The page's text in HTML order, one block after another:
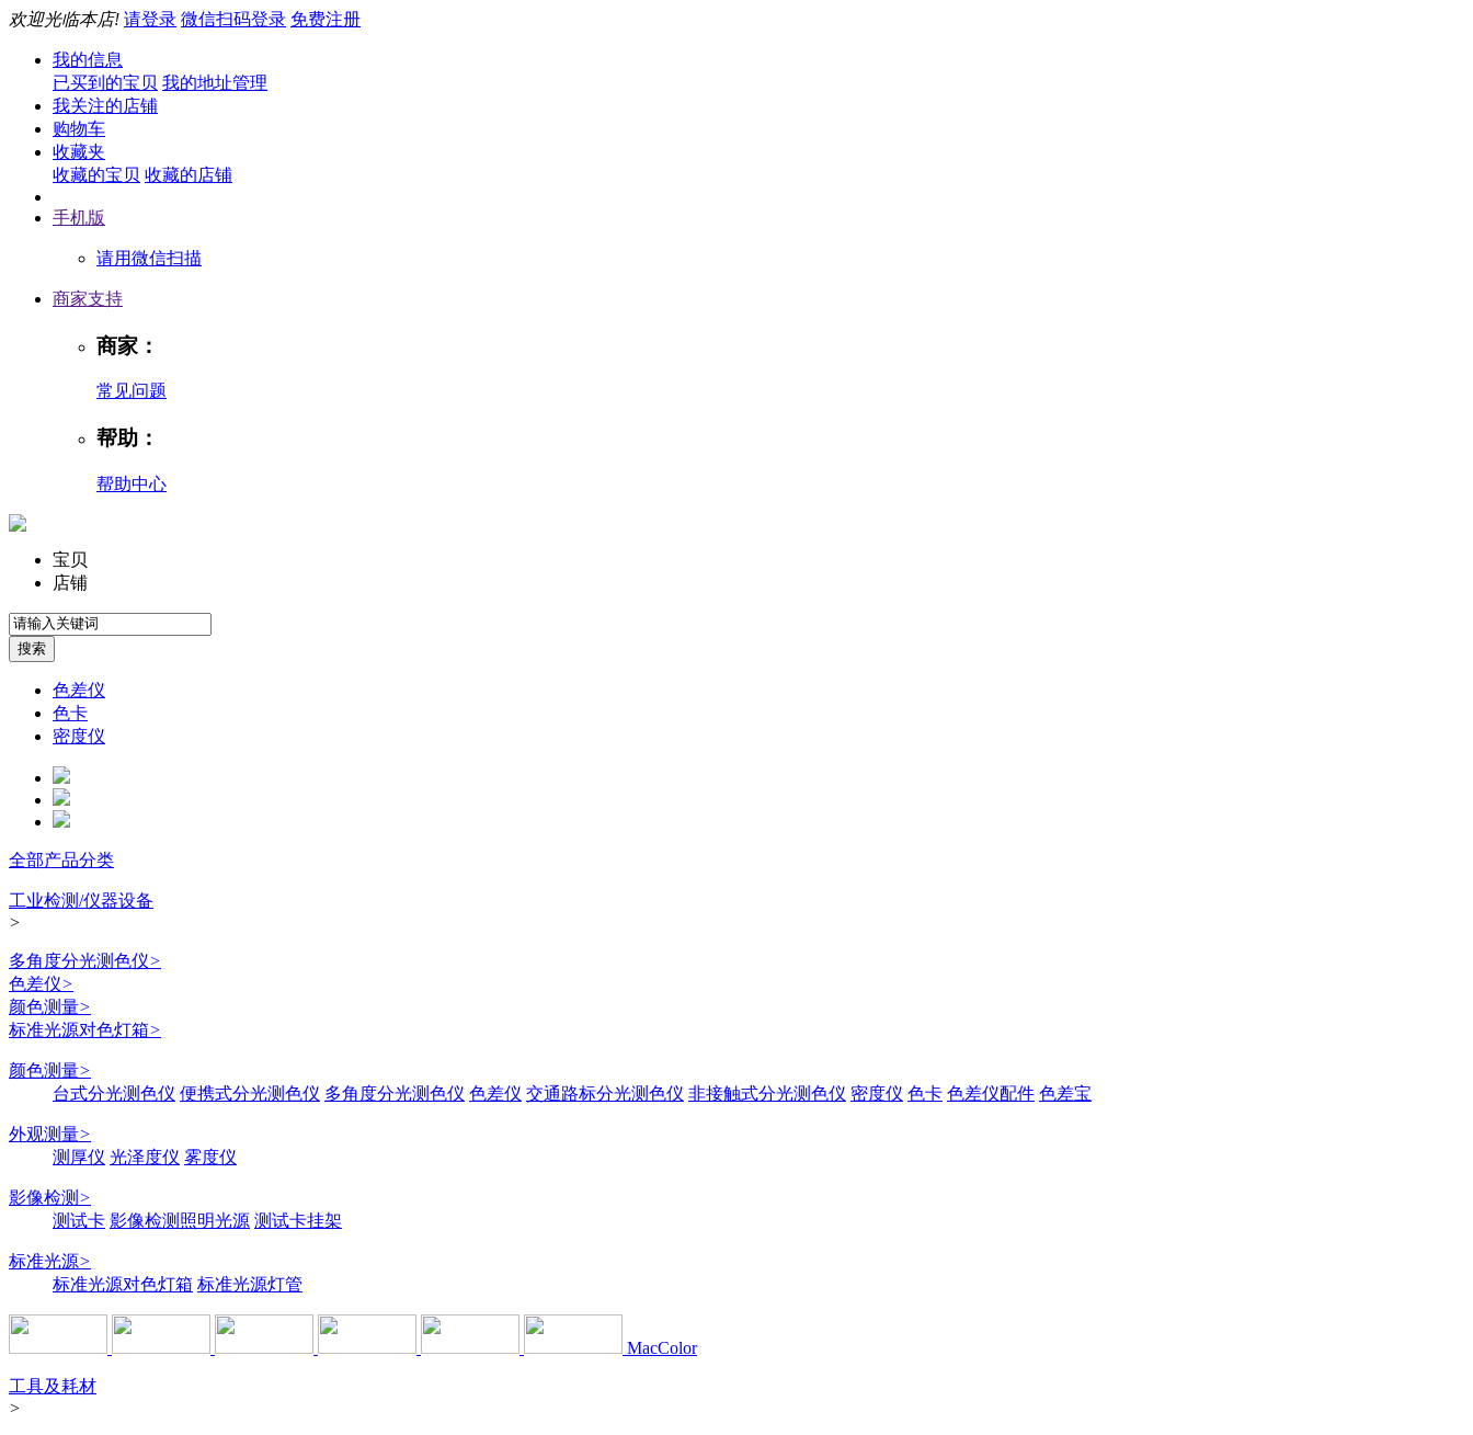
欢迎光临本店! 请登录 微信扫码登录 免费注册
我的信息
已买到的宝贝 我的地址管理
我关注的店铺
购物车
收藏夹
收藏的宝贝 收藏的店铺
手机版
请用微信扫描
商家支持
商家：
常见问题
帮助：
帮助中心
宝贝
店铺
色差仪
色卡
密度仪
全部产品分类
工业检测/仪器设备
>
多角度分光测色仪>
色差仪>
颜色测量>
标准光源对色灯箱>
颜色测量>
台式分光测色仪 便携式分光测色仪 多角度分光测色仪 色差仪 交通路标分光测色仪 非接触式分光测色仪 密度仪 色卡 色差仪配件 色差宝
外观测量>
测厚仪 光泽度仪 雾度仪
影像检测 >
测试卡 影像检测照明光源 测试卡挂架
标准光源>
标准光源对色灯箱 标准光源灯管
MacColor
工具及耗材
>